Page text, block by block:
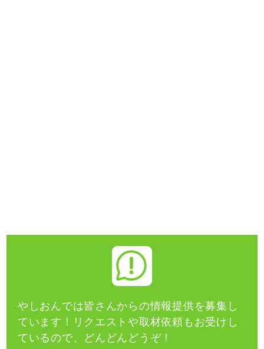
やしおんでは皆さんからの情報提供を募集し
ています！ リクエストや取材依頼もお受けし
ているので、どんどんどうぞ！